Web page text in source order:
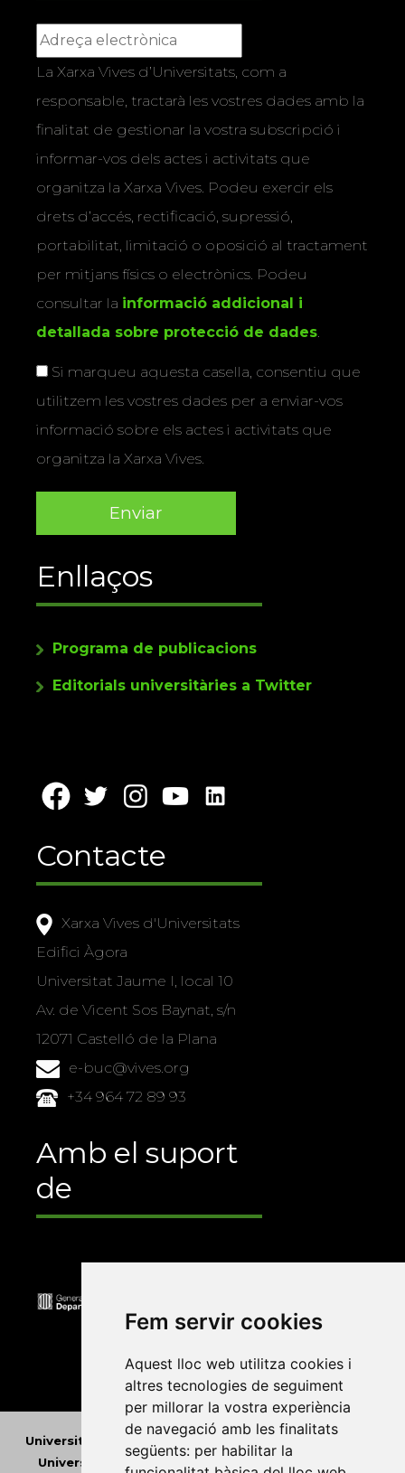
Fem servir cookies
Aquest lloc web utilitza cookies i
altres tecnologies de seguiment
per millorar la vostra experiència
de navegació amb les finalitats
següents: per habilitar la
La Xarxa Vives d’Universitats, com a
responsable, tractarà les vostres dades amb la
finalitat de gestionar la vostra subscripció i
informar-vos dels actes i activitats que
organitza la Xarxa Vives. Podeu exercir els
drets d’accés, rectificació, supressió,
portabilitat, limitació o oposició al tractament
per mitjans físics o electrònics. Podeu
consultar la informació addicional i
detallada sobre protecció de dades.
Si marqueu aquesta casella, consentiu que
utilitzem les vostres dades per a enviar-vos
informació sobre els actes i activitats que
organitza la Xarxa Vives.
Enllaços
Programa de publicacions
Editorials universitàries a Twitter
Contacte
Xarxa Vives d'Universitats
Edifici Àgora
Universitat Jaume I, local 10
Av. de Vicent Sos Baynat, s/n
12071 Castelló de la Plana
e-buc@vives.org
+34 964 72 89 93
Amb el suport
de
Universitat Abat Oliba CEU
Universitat d'Andorra
• Universitat Autònoma de